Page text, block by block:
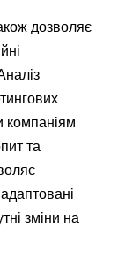
дозволяє
компаніям
та
зміни на